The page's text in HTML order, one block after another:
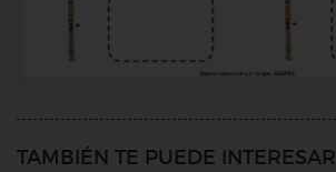
TAMBIÉN TE PUEDE INTERESAR